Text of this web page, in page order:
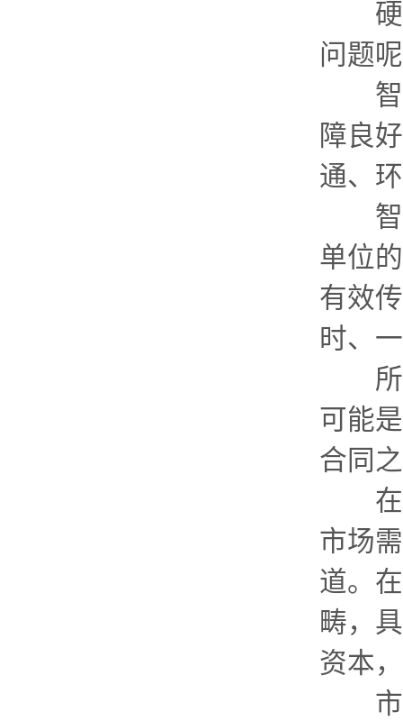
硬件
问题
智慧
障良
通、
智慧
单位
有效
时、
所以
可能
合同
在
市场
道。
畴，
资本
市场